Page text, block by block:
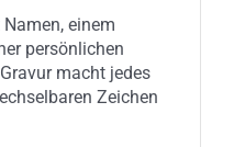
einem
persönlichen
macht jedes
Zeichen